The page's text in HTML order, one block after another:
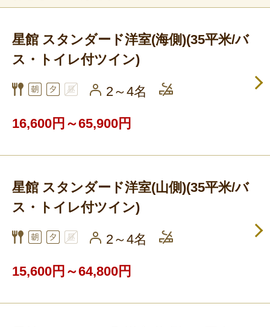
星館 スタンダード洋室(海側)(35平米/バ
ス・トイレ付ツイン)
2～4名
16,600円～65,900円
星館 スタンダード洋室(山側)(35平米/バ
ス・トイレ付ツイン)
2～4名
15,600円～64,800円